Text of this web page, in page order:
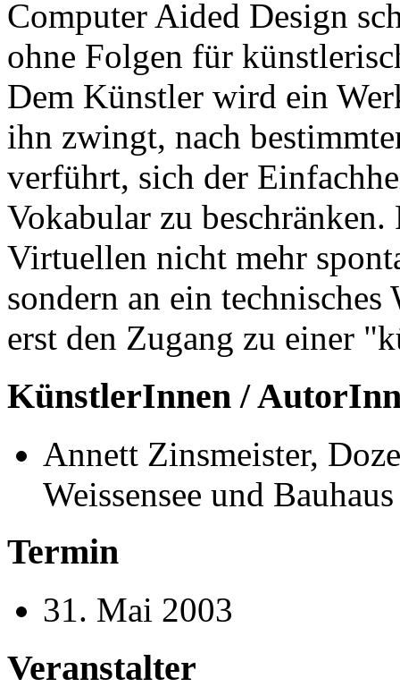
Computer Aided Design
ohne Folgen für
Dem Künstler wird ein
ihn zwingt, nach
verführt, sich der
Vokabular zu
Virtuellen nicht mehr
sondern an ein technisches
erst den Zugang zu einer
KünstlerInnen /
Annett Zinsmeister,
Weissensee und
Termin
31. Mai 2003
Veranstalter